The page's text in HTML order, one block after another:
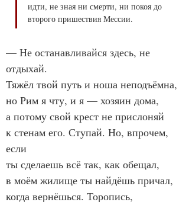
идти, не зная ни смерти, ни покоя до
второго пришествия Мессии.
— Не останавливайся здесь, не
отдыхай.
Тяжёл твой путь и ноша неподъёмна,
но Рим я чту, и я — хозяин дома,
а потому свой крест не прислоняй
к стенам его. Ступай. Но, впрочем,
если
ты сделаешь всё так, как обещал,
в моём жилище ты найдёшь причал,
когда вернёшься. Торопись,